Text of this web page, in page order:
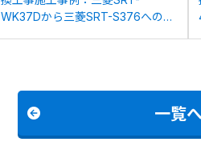
WK37Dから三菱SRT-S376への交
一覧